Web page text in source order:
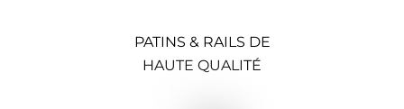
PATINS & RAILS DE
HAUTE QUALITÉ